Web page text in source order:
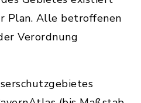
Plan. Alle betroffenen
Verordnung